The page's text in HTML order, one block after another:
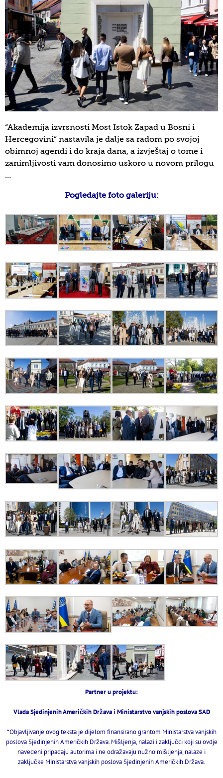
“Akademija izvrsnosti Most Istok Zapad u Bosni i
Hercegovini” nastavila je dalje sa radom po svojoj
obimnoj agendi i do kraja dana, a izvještaj o tome i
zanimljivosti vam donosimo uskoro u novom prilogu
…
Pogledajte foto galeriju:
Partner u projektu:
Vlada Sjedinjenih Američkih Država i Ministarstvo vanjskih poslova SAD
*Objavljivanje ovog teksta je dijelom finansirano grantom Ministarstva vanjskih
poslova Sjedinjenih Američkih Država. Mišljenja, nalazi i zaključci koji su ovdje
navedeni pripadaju autorima i ne odražavaju nužno mišljenja, nalaze i
zaključke Ministarstva vanjskih poslova Sjedinjenih Američkih Država.